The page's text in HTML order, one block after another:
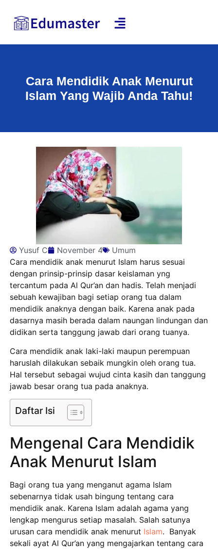
Cara Mendidik Anak Menurut
Islam Yang Wajib Anda Tahu!
Yusuf C November 4
Umum
Cara mendidik anak menurut Islam harus sesuai
dengan prinsip-prinsip dasar keislaman yng
tercantum pada Al Qur’an dan hadis. Telah menjadi
sebuah kewajiban bagi setiap orang tua dalam
mendidik anaknya dengan baik. Karena anak pada
dasarnya masih berada dalam naungan lindungan dan
didikan serta tanggung jawab dari orang tuanya.
Cara mendidik anak laki-laki maupun perempuan
haruslah dilakukan sebaik mungkin oleh orang tua.
Hal tersebut sebagai wujud cinta kasih dan tanggung
jawab besar orang tua pada anaknya.
Daftar Isi
Mengenal Cara Mendidik
Anak Menurut Islam
Bagi orang tua yang menganut agama Islam
sebenarnya tidak usah bingung tentang cara
mendidik anak. Karena Islam adalah agama yang
lengkap mengurus setiap masalah. Salah satunya
urusan cara mendidik anak menurut Islam. Banyak
sekali ayat Al Qur’an yang mengajarkan tentang cara